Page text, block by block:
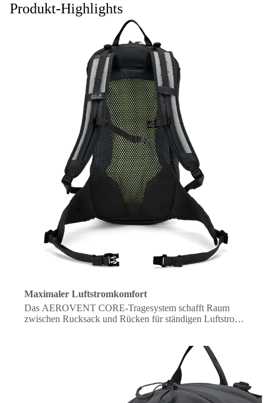
Produkt-Highlights
Maximaler Luftstromkomfort
Das AEROVENT CORE-Tragesystem schafft Raum
zwischen Rucksack und Rücken für ständigen Luftstrom